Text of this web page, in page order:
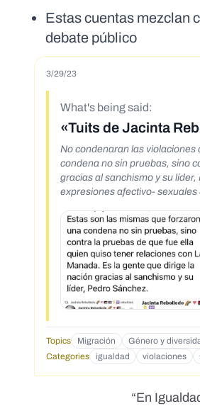
Estas cuentas mezclan
debate público
3/29/23
What's being said:
«Tuits de Jacinta
No condenaran las violaciones
condena no sin pruebas, sino
gracias al sanchismo y su líder, Pedro Sánchez. Jacinta Rebolledo @republicatransg
expresiones afectivo-
Topics Migración Género y
Categories
igualdad violaciones
“En